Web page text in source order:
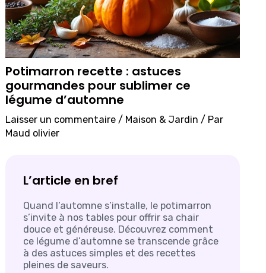
Potimarron recette : astuces
gourmandes pour sublimer ce
légume d’automne
Laisser un commentaire / Maison & Jardin / Par
Maud olivier
L’article en bref
Quand l’automne s’installe, le potimarron
s’invite à nos tables pour offrir sa chair
douce et généreuse. Découvrez comment
ce légume d’automne se transcende grâce
à des astuces simples et des recettes
pleines de saveurs.